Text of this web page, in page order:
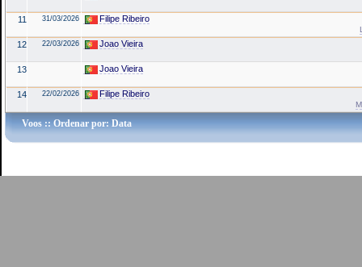
11 31/03/2026 Filipe Ribeiro
12 22/03/2026 Joao Vieira
13 Joao Vieira
14 22/02/2026 Filipe Ribeiro
Voos :: Ordenar por: Data